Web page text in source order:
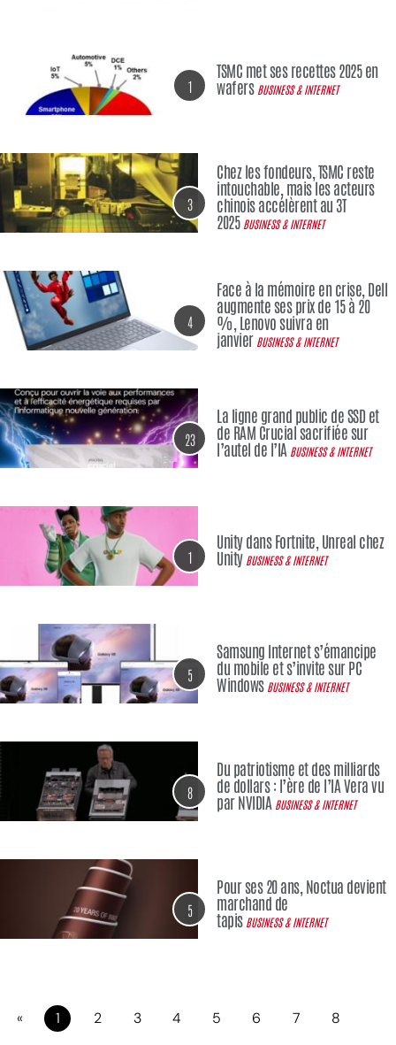
1
TSMC met ses recettes 2025 en
wafers BUSINESS & INTERNET
3
Chez les fondeurs, TSMC reste
intouchable, mais les acteurs
chinois accélèrent au 3T
2025 BUSINESS & INTERNET
4
Face à la mémoire en crise, Dell
augmente ses prix de 15 à 20
%, Lenovo suivra en
janvier BUSINESS & INTERNET
23
La ligne grand public de SSD et
de RAM Crucial sacrifiée sur
l’autel de l’IA BUSINESS & INTERNET
1
Unity dans Fortnite, Unreal chez
Unity BUSINESS & INTERNET
5
Samsung Internet s’émancipe
du mobile et s’invite sur PC
Windows BUSINESS & INTERNET
8
Du patriotisme et des milliards
de dollars : l’ère de l’IA Vera vu
par NVIDIA BUSINESS & INTERNET
5
Pour ses 20 ans, Noctua devient
marchand de
tapis BUSINESS & INTERNET
« 1 2 3 4 5 6 7
8